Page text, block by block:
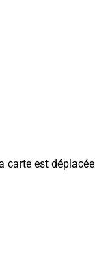
carte est déplacée